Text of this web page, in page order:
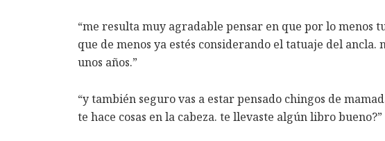
“me resulta muy agradable pensar en que por lo menos
que de menos ya estés considerando el tatuaje del
unos años.”
“y también seguro vas a estar pensado chingos de
te hace cosas en la cabeza. te llevaste algún libro bueno?”